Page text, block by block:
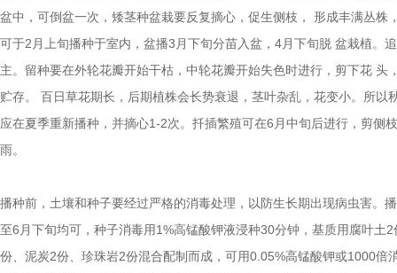
盆中，可倒盆一次，矮茎种盆栽要反复摘心，促生侧枝， 形成丰满丛株
可于2月上旬播种于室内，盆播3月下旬分苗入盆，4月下旬脱 盆栽植。
主。留种要在外轮花瓣开始干枯，中轮花瓣开始失色时进行，剪下花 头
贮存。 百日草花期长，后期植株会长势衰退，茎叶杂乱，花变小。所以
应在夏季重新播种，并摘心1-2次。扦插繁殖可在6月中旬后进行，剪侧
雨。
播种前，土壤和种子要经过严格的消毒处理，以防生长期出现病虫害。
至6月下旬均可，种子消毒用1%高锰酸钾液浸种30分钟，基质用腐叶土2
份、泥炭2份、珍珠岩2份混合配制而成，可用0.05%高锰酸钾或1000倍